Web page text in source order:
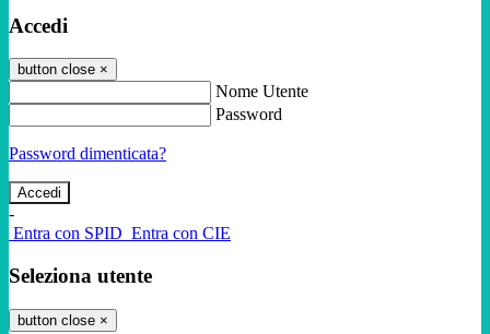
Accedi
button close ×
Nome Utente
Password
Password dimenticata?
-
Entra con SPID Entra con CIE
Seleziona utente
button close ×